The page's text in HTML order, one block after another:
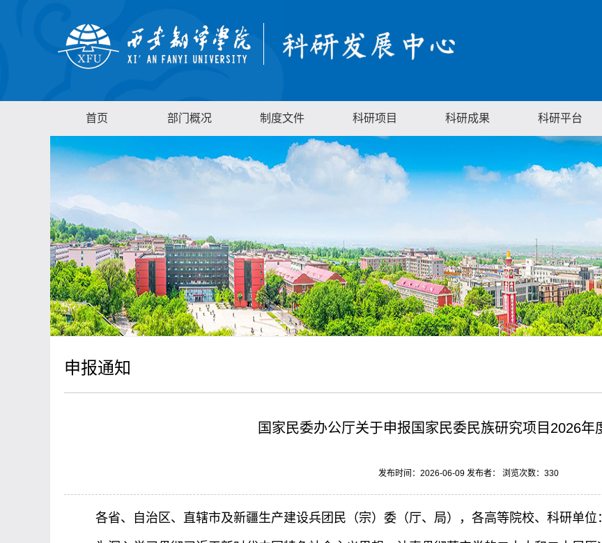
首页 部门概况 制度文件 科研项目 科研成果 科研平台
申报通知
国家民委办公厅关于申报国家民委民族研究项目2026年
发布时间：2026-06-09 发布者： 浏览次数： 330
各省、自治区、直辖市及新疆生产建设兵团民（宗）委（厅、局），各高等院校、科研单位